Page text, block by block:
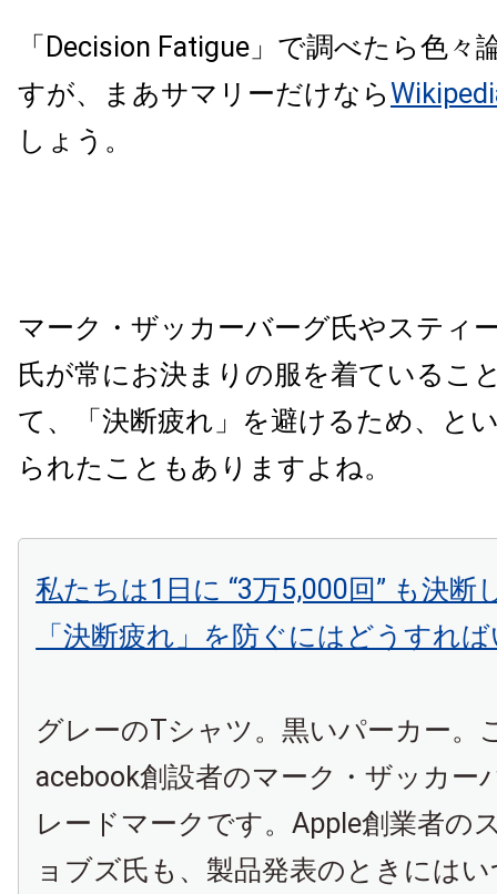
「Decision Fatigue」で調べたら色々
すが、まあサマリーだけなら
しょう。
マーク・ザッカーバーグ氏やスティ
氏が常にお決まりの服を着ているこ
て、「決断疲れ」を避けるため、と
られたこともありますよね。
私たちは1日に “3万5,000回” も決断
「決断疲れ」を防ぐにはどうすれ
グレーのTシャツ。黒いパーカー。
acebook創設者のマーク・ザッカー
レードマークです。Apple創業者の
ョブズ氏も、製品発表のときには